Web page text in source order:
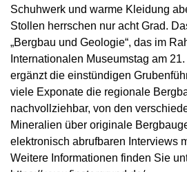
Schuhwerk und warme Kleidung
Stollen herrschen nur acht Grad.
„Bergbau und Geologie“, das im
Internationalen Museumstag am
ergänzt die einstündigen
viele Exponate die regionale
nachvollziehbar, von den
Mineralien über originale
elektronisch abrufbaren Interviews
Weitere Informationen finden Sie